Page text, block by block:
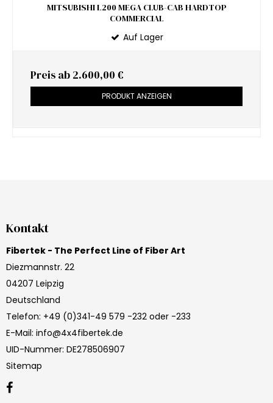
MITSUBISHI L200 MEGA CLUB-CAB HARDTOP
COMMERCIAL
Auf Lager
Preis ab 2.600,00 €
PRODUKT ANZEIGEN
Kontakt
Fibertek - The Perfect Line of Fiber Art
Diezmannstr. 22
04207 Leipzig
Deutschland
Telefon: +49 (0)341-49 579 -232 oder -233
E-Mail: info@4x4fibertek.de
UID-Nummer: DE278506907
Sitemap